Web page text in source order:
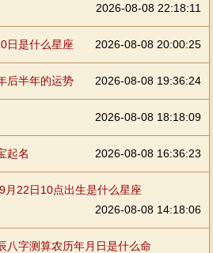
2026-08-08 22:18:11
日是什么星座 2026-08-08 20:00:25
后半年的运势 2026-08-08 19:36:24
2026-08-08 18:18:09
起名 2026-08-08 16:36:23
月22日10点出生是什么星座
2026-08-08 14:18:06
八字测算农历年月日是什么命